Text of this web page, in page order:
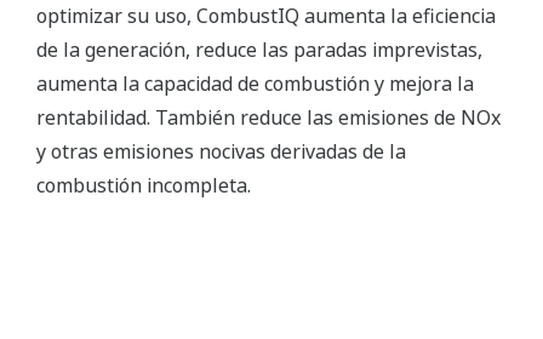
optimizar su uso, CombustIQ aumenta la eficiencia
de la generación, reduce las paradas imprevistas,
aumenta la capacidad de combustión y mejora la
rentabilidad. También reduce las emisiones de NOx
y otras emisiones nocivas derivadas de la
combustión incompleta.